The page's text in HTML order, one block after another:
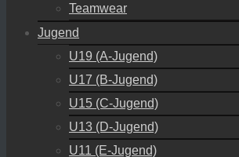
Teamwear
Jugend
U19 (A-Jugend)
U17 (B-Jugend)
U15 (C-Jugend)
U13 (D-Jugend)
U11 (E-Jugend)